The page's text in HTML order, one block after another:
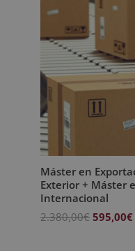
Máster en
Exterior + Máster
Internacional
2.380,00€ El
595,00€